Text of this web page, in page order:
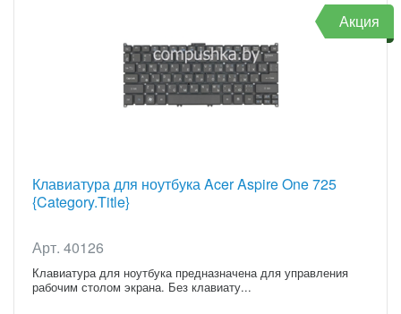
Клавиатура для ноутбука Acer Aspire One 725
{Category.Title}
Арт. 40126
Клавиатура для ноутбука предназначена для управления
рабочим столом экрана. Без клавиату...
Акция